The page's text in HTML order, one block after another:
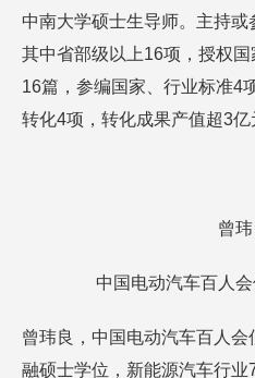
中南大学硕士生导师。主持或
其中省部级以上16项，授权
16篇，参编国家、行业标准4
转化4项，转化成果产值超3亿
曾玮
中国电动汽车百人
曾玮良，中国电动汽车百人
融硕士学位，新能源汽车行